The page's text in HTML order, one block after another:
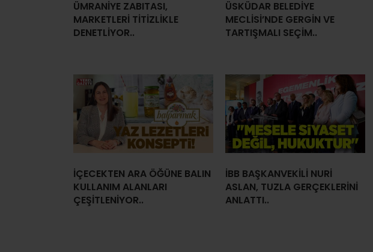
ÜMRANİYE ZABITASI,
MARKETLERİ TİTİZLİKLE
DENETLİYOR..
ÜSKÜDAR BELEDİYE
MECLİSİ’NDE GERGİN VE
TARTIŞMALI SEÇİM..
İÇECEKTEN ARA ÖĞÜNE BALIN
KULLANIM ALANLARI
ÇEŞİTLENİYOR..
İBB BAŞKANVEKİLİ NURİ
ASLAN, TUZLA GERÇEKLERİNİ
ANLATTI..